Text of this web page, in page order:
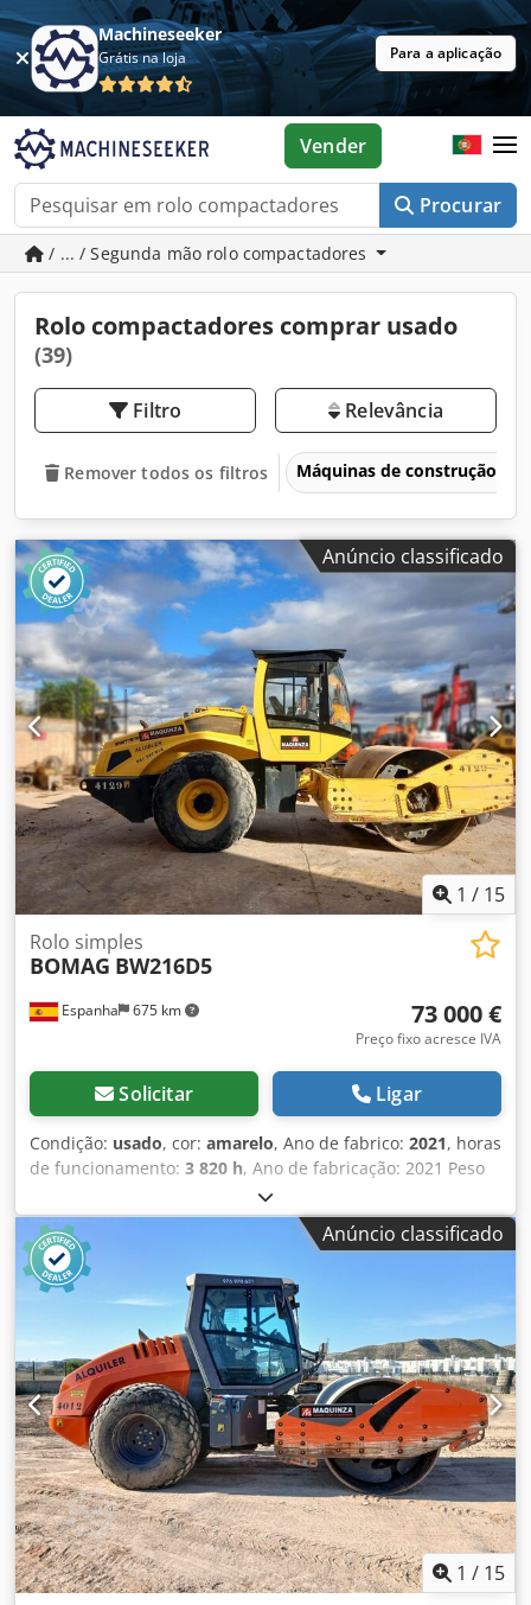
Machineseeker
Grátis na loja Para a aplicação
Procurar
Vender
/ ... / Segunda mão rolo compactadores
Rolo compactadores comprar usado
(39)
Filtro Relevância
Remover todos os filtros Máquinas de construção
Anúncio classificado
1 / 15
Espanha 675 km
Rolo simples
BOMAG BW216D5
73 000 €
Preço fixo acresce IVA
Solicitar Ligar
Condição: usado, cor: amarelo, Ano de fabrico: 2021, horas
de funcionamento: 3 820 h, Ano de fabricação: 2021 Peso
vazio: 16.000 kg Dimensões (C x L x A): 622 x 230 x 299 cm
Tipo de motor: Deutz DEUTZ TCD4.1 L-4 Chjdpfxjx Sqhis
Airoa
Anúncio classificado
1 / 15